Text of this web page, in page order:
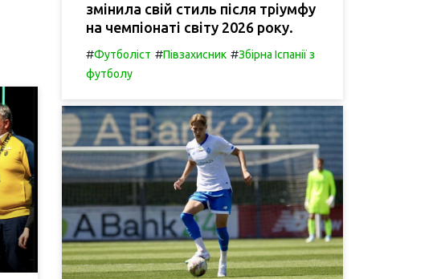
змінила свій стиль після тріумфу
на чемпіонаті світу 2026 року.
#Футболіст #Півзахисник #Збірна Іспанії з
футболу